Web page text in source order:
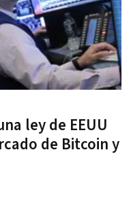
ley de EEUU
de Bitcoin y